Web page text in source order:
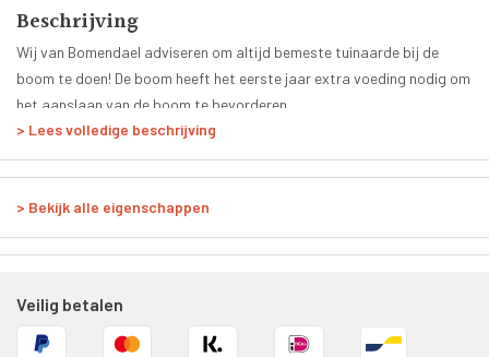
Beschrijving
Wij van Bomendael adviseren om altijd bemeste tuinaarde bij de
boom te doen! De boom heeft het eerste jaar extra voeding nodig om
het aanslaan van de boom te bevorderen.
> Lees volledige beschrijving
> Bekijk alle eigenschappen
Veilig betalen